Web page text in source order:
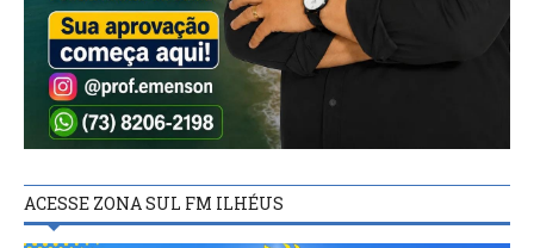
ACESSE ZONA SUL FM ILHÉUS